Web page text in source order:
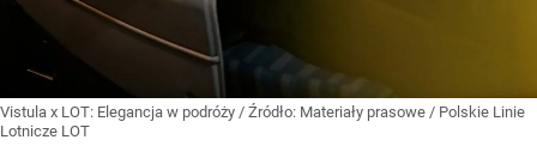
Vistula x LOT: Elegancja w podróży / Źródło: Materiały prasowe / Polskie Linie
Lotnicze LOT